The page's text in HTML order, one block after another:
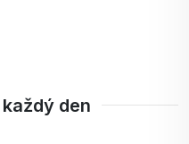
den